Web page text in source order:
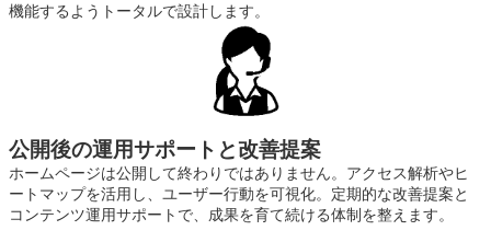
機能するようトータルで設計します。
公開後の運用サポートと改善提案
ホームページは公開して終わりではありません。アクセス解析やヒ
ートマップを活用し、ユーザー行動を可視化。定期的な改善提案と
コンテンツ運用サポートで、成果を育て続ける体制を整えます。